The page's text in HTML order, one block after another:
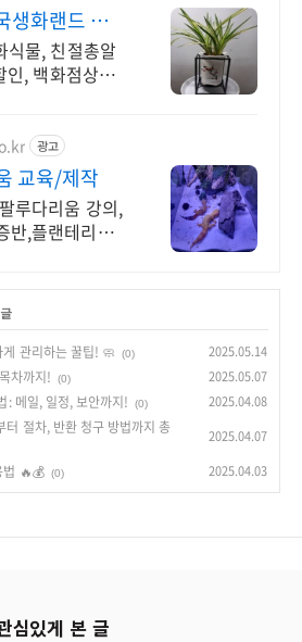
생화랜드 전
송
식물, 친절총알
인, 백화점상품
광고
교육/제작
루다리움 강의,
반,플랜테리어
관리하는 꿀팁! 🧼 (0) 2025.05.14
차까지! (0) 2025.05.07
: 메일, 일정, 보안까지! (0) 2025.04.08
절차, 반환 청구 방법까지 총
2025.04.07
법 🔥💰 (0) 2025.04.03
심있게 본 글